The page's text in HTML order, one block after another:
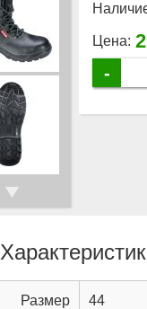
Цена:
-
Размер 44